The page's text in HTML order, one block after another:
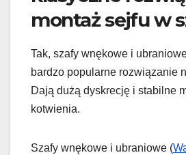
montaż sejfu w
Tak, szafy wnękowe i
bardzo popularne rozwiązanie
Dają dużą dyskrecję i stabilne
kotwienia.
Szafy wnękowe i ubraniowe (